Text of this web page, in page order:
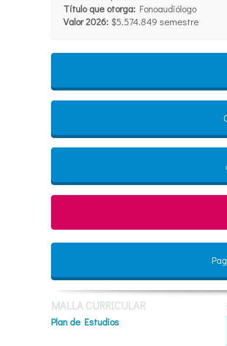
Título que otorga: Fonoaudiólogo
Valor 2026: $5.574.849 semestre
MALLA CURRICULAR
Plan de Estudios